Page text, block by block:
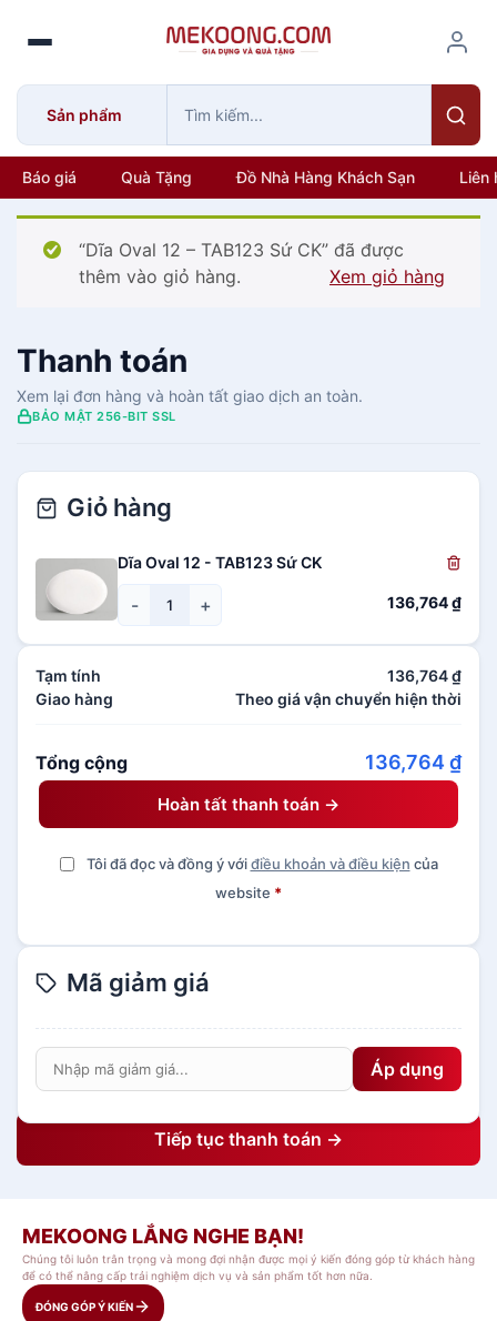
o
Sản phẩm
Báo giá Quà Tặng Đồ Nhà Hàng Khách Sạn Liên
“Dĩa Oval 12 – TAB123 Sứ CK” đã được
thêm vào giỏ hàng.
Xem giỏ hàng
Thanh toán
Xem lại đơn hàng và hoàn tất giao dịch an toàn.
BẢO MẬT 256-BIT SSL
Giỏ hàng
Dĩa Oval 12 - TAB123 Sứ CK
- + 136,764₫
Tạm tính 136,764₫
Giao hàng
Theo giá vận chuyển hiện thời
Tổng cộng 136,764 ₫
Hoàn tất thanh toán →
Tôi đã đọc và đồng ý vớiđiều khoản và điều kiện của
website *
Mã giảm giá
Áp dụng
Tiếp tục thanh toán →
MEKOONG LẮNG NGHE BẠN!
Chúng tôi luôn trân trọng và mong đợi nhận được mọi ý kiến đóng góp từ khách hàng
để có thể nâng cấp trải nghiệm dịch vụ và sản phẩm tốt hơn nữa.
ĐÓNG GÓP Ý KIẾN